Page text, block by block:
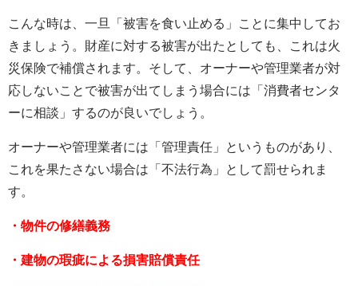
こんな時は、一旦「被害を食い止める」ことに集中してお
きましょう。財産に対する被害が出たとしても、これは火
災保険で補償されます。そして、オーナーや管理業者が対
応しないことで被害が出てしまう場合には「消費者センタ
ーに相談」するのが良いでしょう。
オーナーや管理業者には「管理責任」というものがあり、
これを果たさない場合は「不法行為」として罰せられま
す。
・物件の修繕義務
・建物の瑕疵による損害賠償責任